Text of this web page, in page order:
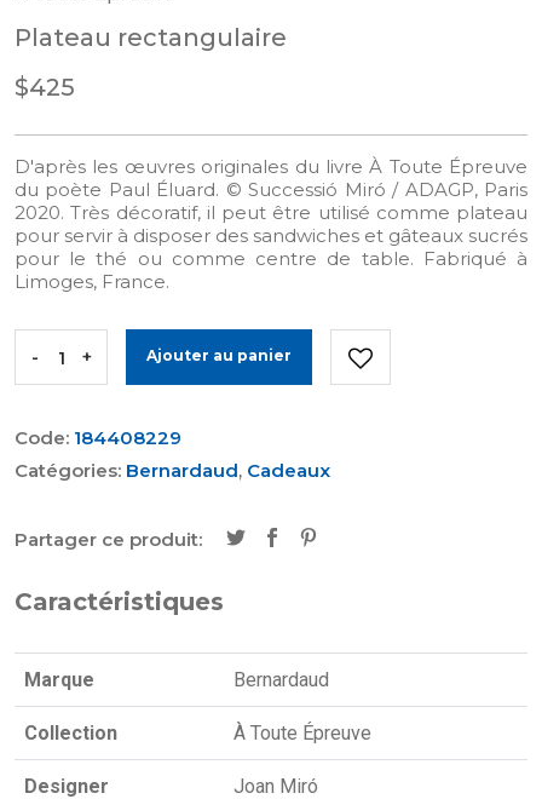
Plateau rectangulaire
$425
D'après les œuvres originales du livre À Toute Épreuve
du poète Paul Éluard. © Successió Miró / ADAGP, Paris
2020. Très décoratif, il peut être utilisé comme plateau
pour servir à disposer des sandwiches et gâteaux sucrés
pour le thé ou comme centre de table. Fabriqué à
Limoges, France.
- + Ajouter au panier
Code: 184408229
Catégories: Bernardaud, Cadeaux
Partager ce produit:
Caractéristiques
Marque Bernardaud
Collection À Toute Épreuve
Designer Joan Miró